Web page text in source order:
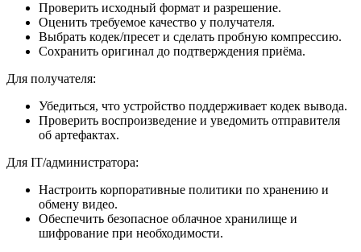
Проверить исходный формат и разрешение.
Оценить требуемое качество у получателя.
Выбрать кодек/пресет и сделать пробную компрессию.
Сохранить оригинал до подтверждения приёма.
Для получателя:
Убедиться, что устройство поддерживает кодек вывода.
Проверить воспроизведение и уведомить отправителя
об артефактах.
Для IT/администратора:
Настроить корпоративные политики по хранению и
обмену видео.
Обеспечить безопасное облачное хранилище и
шифрование при необходимости.